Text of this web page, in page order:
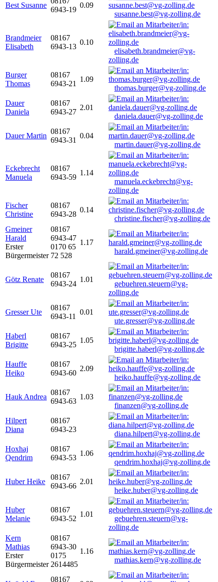
Best Susanne
6943-19
0.09
susanne.best@vg-zolling.de
Brandmeier
Elisabeth
08167
6943-13
0.10
elisabeth.brandmeier@vg-
zolling.de
Burger
Thomas
08167
6943-21
1.09
thomas.burger@vg-zolling.de
Dauer
Daniela
08167
6943-27
2.01
daniela.dauer@vg-zolling.de
Dauer Martin
08167
6943-31
0.04
martin.dauer@vg-zolling.de
Eckebrecht
Manuela
08167
6943-59
1.14
manuela.eckebrecht@vg-
zolling.de
Fischer
Christine
08167
6943-28
0.14
christine.fischer@vg-zolling.de
Gmeiner
Harald
Erster
Bürgermeister
08167
6943-47
0170 65
72 528
1.17
harald.gmeiner@vg-zolling.de
Götz Renate
08167
6943-24
1.01
gebuehren.steuern@vg-
zolling.de
Gresser Ute
08167
6943-11
0.01
ute.gresser@vg-zolling.de
Haberl
Brigitte
08167
6943-25
1.05
brigitte.haberl@vg-zolling.de
Hauffe
Heiko
08167
6943-60
2.09
heiko.hauffe@vg-zolling.de
Hauk Andrea
08167
6943-63
1.03
finanzen@vg-zolling.de
Hilpert
Diana
08167
6943-23
diana.hilpert@vg-zolling.de
Hoxhaj
Qendrim
08167
6943-53
1.06
qendrim.hoxhaj@vg-zolling.de
Huber Heike
08167
6943-66
2.01
heike.huber@vg-zolling.de
Huber
Melanie
08167
6943-52
1.01
gebuehren.steuern@vg-
zolling.de
Kern
Mathias
Erster
Bürgermeister
08167
6943-30
0175
2614485
1.16
mathias.kern@vg-zolling.de
08167